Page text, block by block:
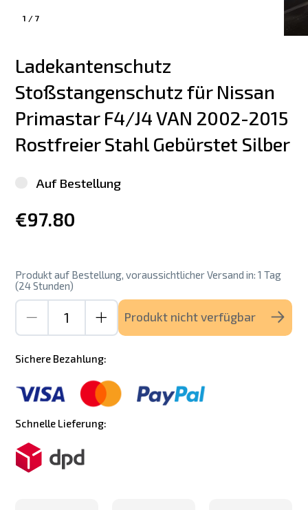
1 / 7
Ladekantenschutz
Stoßstangenschutz für Nissan
Primastar F4/J4 VAN 2002-2015
Rostfreier Stahl Gebürstet Silber
Auf Bestellung
€97.80
Produkt auf Bestellung, voraussichtlicher Versand in: 1 Tag
(24 Stunden)
Produkt nicht verfügbar
Sichere Bezahlung:
Schnelle Lieferung: